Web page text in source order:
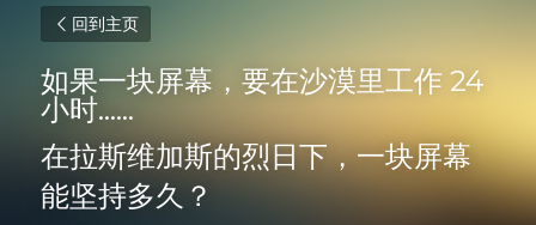
回到主页
如果一块屏幕，要在沙漠里工作 24
小时……
在拉斯维加斯的烈日下，一块屏幕
能坚持多久？